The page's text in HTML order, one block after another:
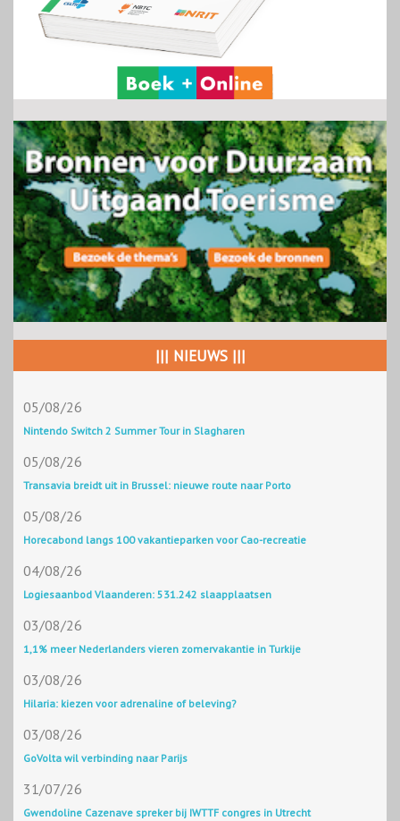
||| NIEUWS |||
05/08/26
Nintendo Switch 2 Summer Tour in Slagharen
05/08/26
Transavia breidt uit in Brussel: nieuwe route naar Porto
05/08/26
Horecabond langs 100 vakantieparken voor Cao-recreatie
04/08/26
Logiesaanbod Vlaanderen: 531.242 slaapplaatsen
03/08/26
1,1% meer Nederlanders vieren zomervakantie in Turkije
03/08/26
Hilaria: kiezen voor adrenaline of beleving?
03/08/26
GoVolta wil verbinding naar Parijs
31/07/26
Gwendoline Cazenave spreker bij IWTTF congres in Utrecht